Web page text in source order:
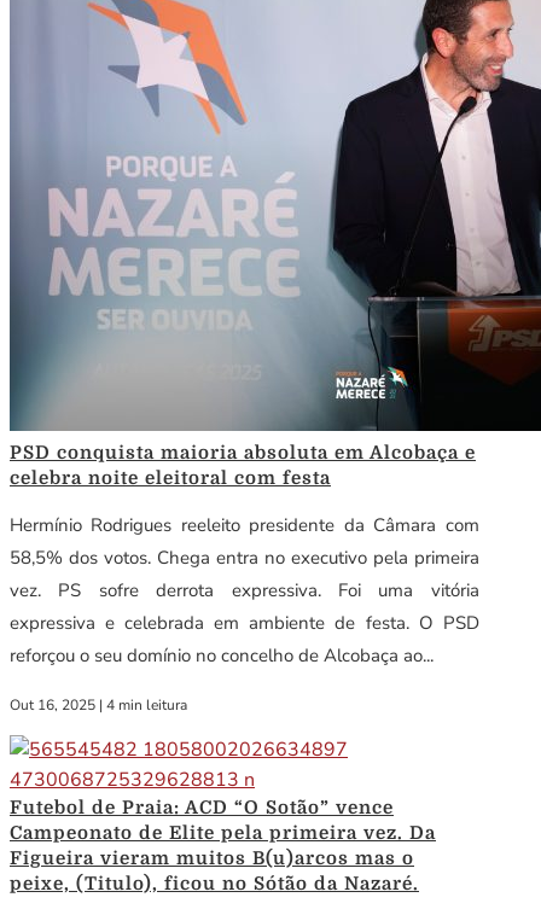
PSD conquista maioria absoluta em Alcobaça e
celebra noite eleitoral com festa
Hermínio Rodrigues reeleito presidente da Câmara com
58,5% dos votos. Chega entra no executivo pela primeira
vez. PS sofre derrota expressiva. Foi uma vitória
expressiva e celebrada em ambiente de festa. O PSD
reforçou o seu domínio no concelho de Alcobaça ao...
Out 16, 2025 | 4 min leitura
Futebol de Praia: ACD “O Sotão” vence
Campeonato de Elite pela primeira vez. Da
Figueira vieram muitos B(u)arcos mas o
peixe, (Titulo), ficou no Sótão da Nazaré.